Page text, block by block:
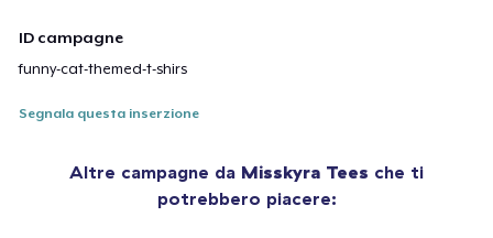
ID campagne
funny-cat-themed-t-shirs
Segnala questa inserzione
Altre campagne da Misskyra Tees che ti
potrebbero piacere: